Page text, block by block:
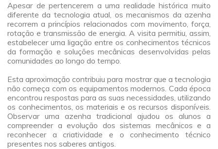
Apesar de pertencerem a uma realidade histórica muito
diferente da tecnologia atual, os mecanismos da azenha
recorrem a princípios relacionados com movimento, força,
rotação e transmissão de energia. A visita permitiu, assim,
estabelecer uma ligação entre os conhecimentos técnicos
da formação e soluções mecânicas desenvolvidas pelas
comunidades ao longo do tempo.
Esta aproximação contribuiu para mostrar que a tecnologia
não começa com os equipamentos modernos. Cada época
encontrou respostas para as suas necessidades, utilizando
os conhecimentos, os materiais e os recursos disponíveis.
Observar uma azenha tradicional ajudou os alunos a
compreender a evolução dos sistemas mecânicos e a
reconhecer a criatividade e o conhecimento técnico
presentes nos saberes antigos.